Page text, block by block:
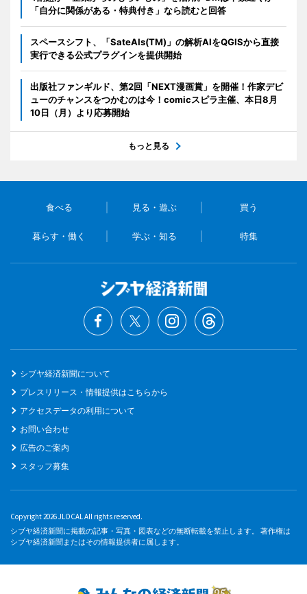
「自分に関係がある・特典付き」なら読むと回答
スペースシフト、「SateAIs(TM)」の解析AIをQGISから直接
実行できる公式プラグインを提供開始
出版社ファンギルド、第2回「NEXT漫画賞」を開催！作家デビ
ューのチャンスをつかむのは今！comicスピラ主催、本日8月
10日（月）より応募開始
もっと見る
食べる 見る・遊ぶ 買う
暮らす・働く 学ぶ・知る 特集
シブヤ経済新聞について
プレスリリース・情報提供はこちらから
アクセスデータの利用について
お問い合わせ
広告のご案内
スタッフ募集
Copyright 2026 JLOCAL All rights reserved.
シブヤ経済新聞に掲載の記事・写真・図表などの無断転載を禁止します。 著作権は
シブヤ経済新聞またはその情報提供者に属します。